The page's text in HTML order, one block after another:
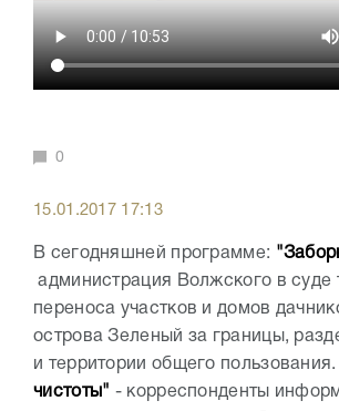
0
15.01.2017 17:13
В сегодняшней программе:
администрация Волжского в суде
переноса участков и домов
острова Зеленый за границы,
и территории общего пользования.
чистоты" - корреспонденты